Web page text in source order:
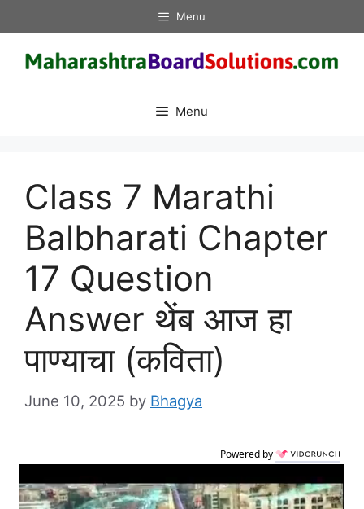
to
content
Menu
Menu
Class 7 Marathi
Balbharati Chapter
17 Question
Answer थेंब आज हा
पाण्याचा (कविता)
June 10, 2025 by Bhagya
Powered by